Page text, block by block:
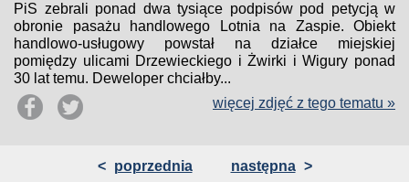
PiS zebrali ponad dwa tysiące podpisów pod petycją w
obronie pasażu handlowego Lotnia na Zaspie. Obiekt
handlowo-usługowy powstał na działce miejskiej
pomiędzy ulicami Drzewieckiego i Żwirki i Wigury ponad
30 lat temu. Deweloper chciałby...
więcej zdjęć z tego tematu »
< poprzednia następna >